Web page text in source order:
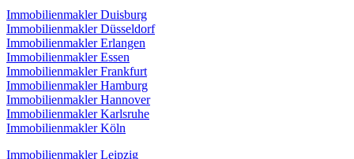
Immobilienmakler Duisburg
Immobilienmakler Düsseldorf
Immobilienmakler Erlangen
Immobilienmakler Essen
Immobilienmakler Frankfurt
Immobilienmakler Hamburg
Immobilienmakler Hannover
Immobilienmakler Karlsruhe
Immobilienmakler Köln
Immobilienmakler Leipzig